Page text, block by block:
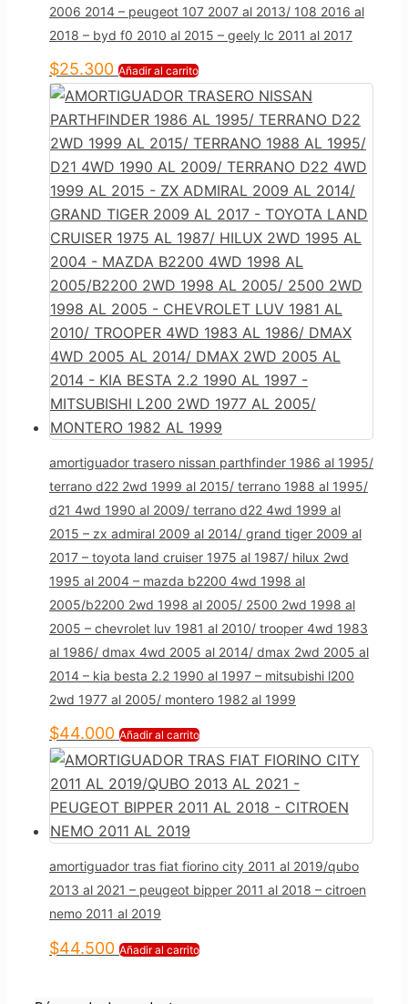
2006 2014 – peugeot 107 2007 al 2013/ 108 2016 al
2018 – byd f0 2010 al 2015 – geely lc 2011 al 2017
$25.300 Añadir al carrito
amortiguador trasero nissan parthfinder 1986 al 1995/
terrano d22 2wd 1999 al 2015/ terrano 1988 al 1995/
d21 4wd 1990 al 2009/ terrano d22 4wd 1999 al
2015 – zx admiral 2009 al 2014/ grand tiger 2009 al
2017 – toyota land cruiser 1975 al 1987/ hilux 2wd
1995 al 2004 – mazda b2200 4wd 1998 al
2005/b2200 2wd 1998 al 2005/ 2500 2wd 1998 al
2005 – chevrolet luv 1981 al 2010/ trooper 4wd 1983
al 1986/ dmax 4wd 2005 al 2014/ dmax 2wd 2005 al
2014 – kia besta 2.2 1990 al 1997 – mitsubishi l200
2wd 1977 al 2005/ montero 1982 al 1999
$44.000 Añadir al carrito
amortiguador tras fiat fiorino city 2011 al 2019/qubo
2013 al 2021 – peugeot bipper 2011 al 2018 – citroen
nemo 2011 al 2019
$44.500 Añadir al carrito